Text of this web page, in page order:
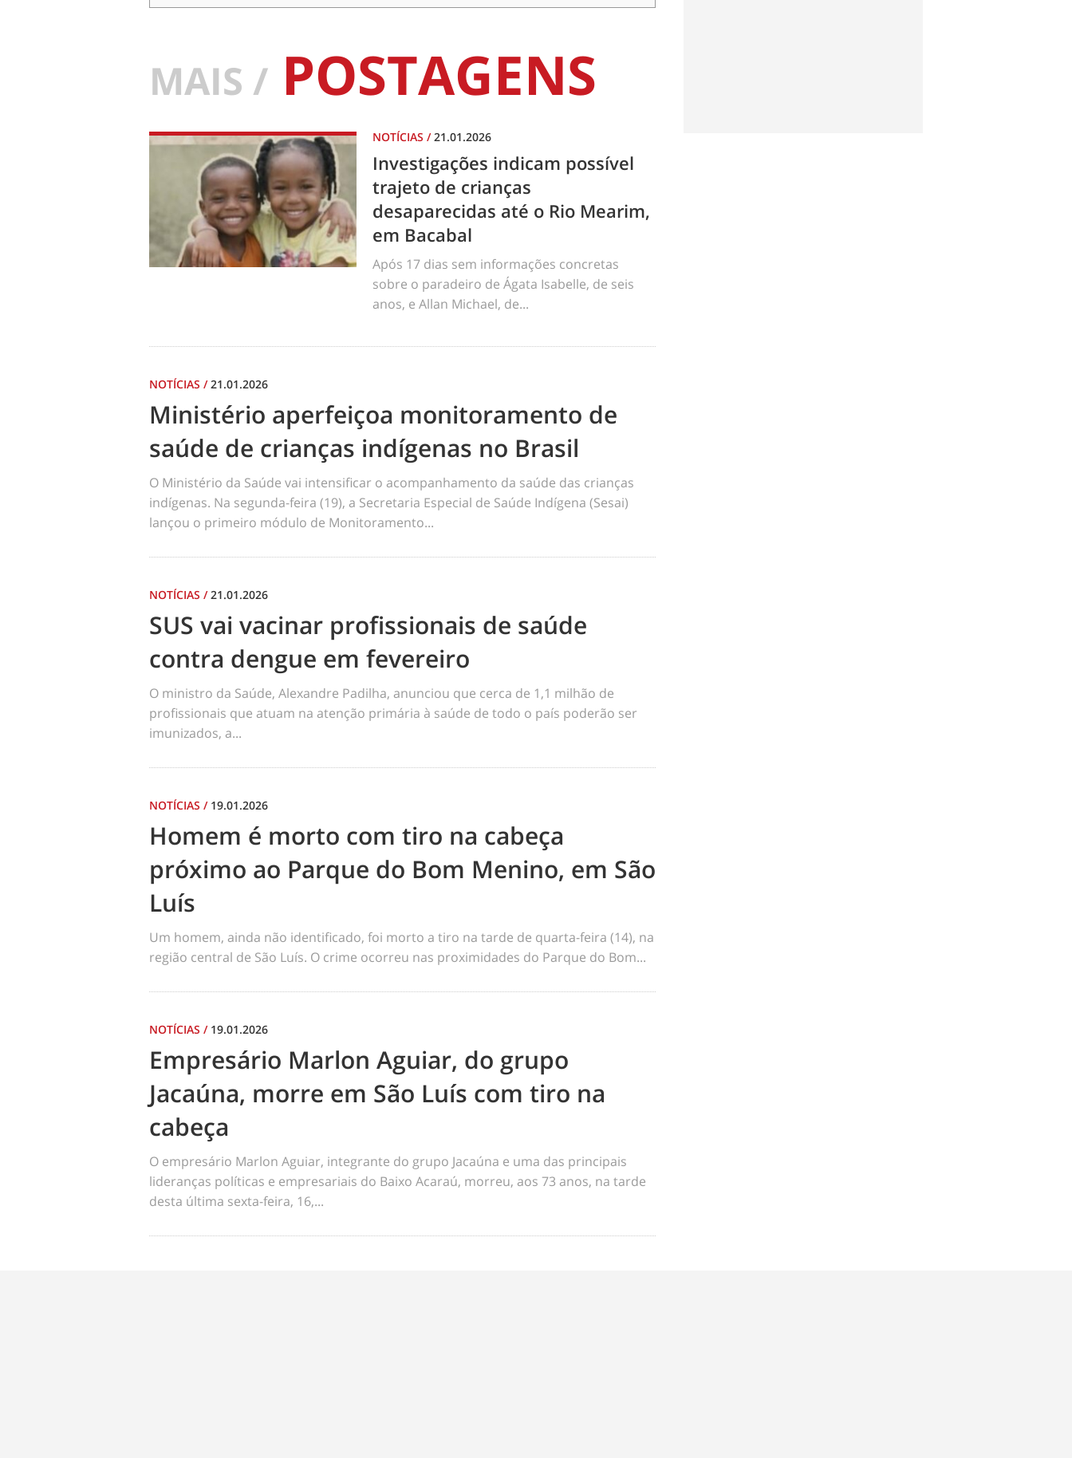
MAIS / POSTAGENS
NOTÍCIAS /21.01.2026
Investigações indicam possível
trajeto de crianças
desaparecidas até o Rio Mearim,
em Bacabal
Após 17 dias sem informações concretas
sobre o paradeiro de Ágata Isabelle, de seis
anos, e Allan Michael, de...
NOTÍCIAS /21.01.2026
Ministério aperfeiçoa monitoramento de
saúde de crianças indígenas no Brasil
O Ministério da Saúde vai intensificar o acompanhamento da saúde das crianças
indígenas. Na segunda-feira (19), a Secretaria Especial de Saúde Indígena (Sesai)
lançou o primeiro módulo de Monitoramento...
NOTÍCIAS /21.01.2026
SUS vai vacinar profissionais de saúde
contra dengue em fevereiro
O ministro da Saúde, Alexandre Padilha, anunciou que cerca de 1,1 milhão de
profissionais que atuam na atenção primária à saúde de todo o país poderão ser
imunizados, a...
NOTÍCIAS / 19.01.2026
Homem é morto com tiro na cabeça
próximo ao Parque do Bom Menino, em São
Luís
Um homem, ainda não identificado, foi morto a tiro na tarde de quarta-feira (14), na
região central de São Luís. O crime ocorreu nas proximidades do Parque do Bom...
NOTÍCIAS / 19.01.2026
Empresário Marlon Aguiar, do grupo
Jacaúna, morre em São Luís com tiro na
cabeça
O empresário Marlon Aguiar, integrante do grupo Jacaúna e uma das principais
lideranças políticas e empresariais do Baixo Acaraú, morreu, aos 73 anos, na tarde
desta última sexta-feira, 16,...